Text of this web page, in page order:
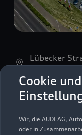
Cookie
Wir, die AUDI AG,
oder in
Lübecker
02133